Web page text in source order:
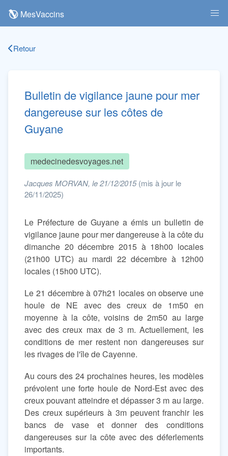
MesVaccins
Retour
Bulletin de vigilance jaune pour mer
dangereuse sur les côtes de
Guyane
medecinedesvoyages.net
Jacques MORVAN, le 21/12/2015 (mis à jour le
26/11/2025)
Le Préfecture de Guyane a émis un bulletin de
vigilance jaune pour mer dangereuse à la côte du
dimanche 20 décembre 2015 à 18h00 locales
(21h00 UTC) au mardi 22 décembre à 12h00
locales (15h00 UTC).
Le 21 décembre à 07h21 locales on observe une
houle de NE avec des creux de 1m50 en
moyenne à la côte, voisins de 2m50 au large
avec des creux max de 3 m. Actuellement, les
conditions de mer restent non dangereuses sur
les rivages de l'île de Cayenne.
Au cours des 24 prochaines heures, les modèles
prévoient une forte houle de Nord-Est avec des
creux pouvant atteindre et dépasser 3 m au large.
Des creux supérieurs à 3m peuvent franchir les
bancs de vase et donner des conditions
dangereuses sur la côte avec des déferlements
importants.